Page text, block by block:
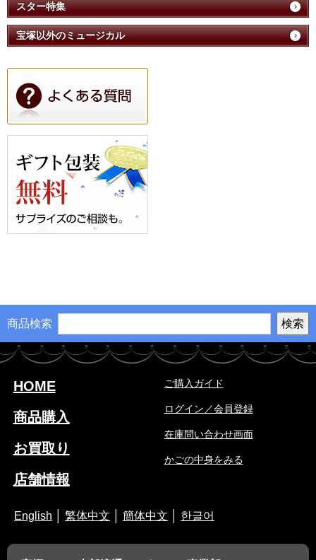
スター特集
宝塚以外のミュージカル
商品検索
HOME
商品購入
お買取り
店舗情報
ご購入ガイド
ログイン／会員登録
在庫問い合わせ画面
かごの中身をみる
English 繁体中文 簡体中文 한글어